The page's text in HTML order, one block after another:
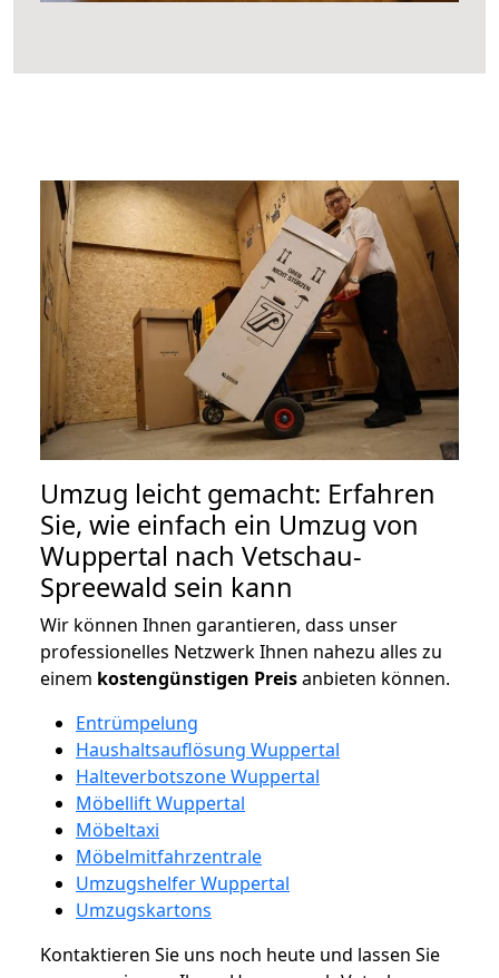
Umzug leicht gemacht: Erfahren
Sie, wie einfach ein Umzug von
Wuppertal nach Vetschau-
Spreewald sein kann
Wir können Ihnen garantieren, dass unser
professionelles Netzwerk Ihnen nahezu alles zu
einem kostengünstigen Preisanbieten können.
Entrümpelung
Haushaltsauflösung Wuppertal
Halteverbotszone Wuppertal
Möbellift Wuppertal
Möbeltaxi
Möbelmitfahrzentrale
Umzugshelfer Wuppertal
Umzugskartons
Kontaktieren Sie uns noch heute und lassen Sie